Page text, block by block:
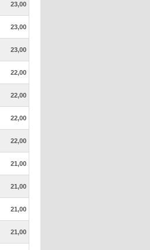
23,00
23,00
23,00
22,00
22,00
22,00
22,00
21,00
21,00
21,00
21,00